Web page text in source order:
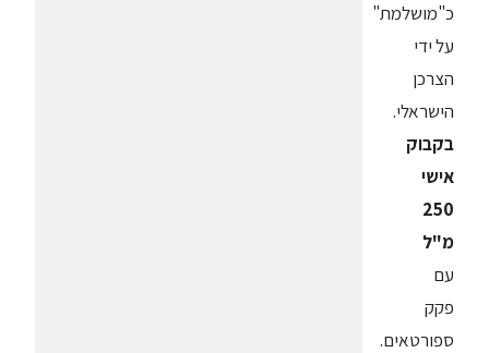
כ"מושלמת"
על ידי
הצרכן
הישראלי.
בקבוק
אישי
250
מ"ל
עם
פקק
ספורטאים.